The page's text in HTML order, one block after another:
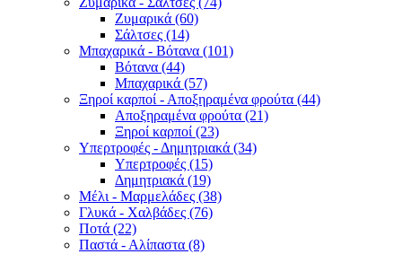
Ζυμαρικά (60)
Σάλτσες (14)
Μπαχαρικά - Βότανα (101)
Βότανα (44)
Μπαχαρικά (57)
Ξηροί καρποί - Αποξηραμένα φρούτα (44)
Αποξηραμένα φρούτα (21)
Ξηροί καρποί (23)
Υπερτροφές - Δημητριακά (34)
Υπερτροφές (15)
Δημητριακά (19)
Μέλι - Μαρμελάδες (38)
Γλυκά - Χαλβάδες (76)
Ποτά (22)
Παστά - Αλίπαστα (8)